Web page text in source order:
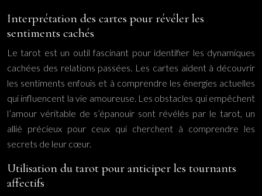
Interprétation des cartes pour révéler les
sentiments cachés
Le tarot est un outil fascinant pour identifier les dynamiques
cachées des relations passées. Les cartes aident à découvrir
les sentiments enfouis et à comprendre les énergies actuelles
qui influencent la vie amoureuse. Les obstacles qui empêchent
l’amour véritable de s’épanouir sont révélés par le tarot, un
allié précieux pour ceux qui cherchent à comprendre les
secrets de leur cœur.
Utilisation du tarot pour anticiper les tournants
affectifs